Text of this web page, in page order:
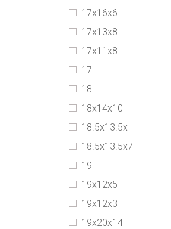
17х16х6
17x13x8
17х11х8
17
18
18x14x10
18.5x13.5x
18.5x13.5x7
19
19х12х5
19х12х3
19х20х14